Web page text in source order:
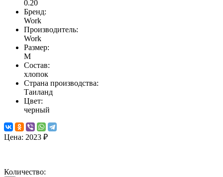
0.20
Бренд:
Work
Производитель:
Work
Размер:
M
Состав:
хлопок
Страна производства:
Таиланд
Цвет:
черный
Цена: 2023 ₽
Количество: